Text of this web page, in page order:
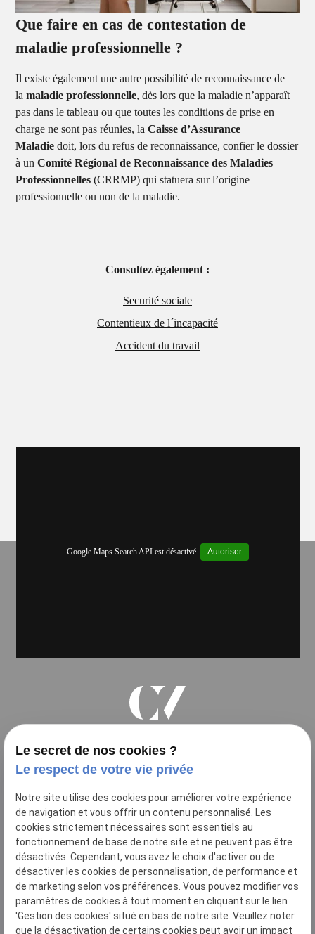
Que faire en cas de contestation de
maladie professionnelle ?
Il existe également une autre possibilité de reconnaissance de
lamaladie professionnelle, dès lors que la maladie n’apparaît
pas dans le tableau ou que toutes les conditions de prise en
charge ne sont pas réunies, laCaisse d’Assurance
Maladie doit, lors du refus de reconnaissance, confier le dossier
à unComité Régional de Reconnaissance des Maladies
Professionnelles (CRRMP) qui statuera sur l’origine
professionnelle ou non de la maladie.
Consultez également :
Securité sociale
Contentieux de l´incapacité
Accident du travail
Google Maps Search API est désactivé. Autoriser
Avocat à la Cour
place
10 Allée Paul Sabatier
31000TOULOUSE
phone 05 61 23 20 91
Le secret de nos cookies ?
Le respect de votre vie privée
Notre site utilise des cookies pour améliorer votre expérience
de navigation et vous offrir un contenu personnalisé. Les
cookies strictement nécessaires sont essentiels au
fonctionnement de base de notre site et ne peuvent pas être
désactivés. Cependant, vous avez le choix d'activer ou de
désactiver les cookies de personnalisation, de performance et
de marketing selon vos préférences. Vous pouvez modifier vos
paramètres de cookies à tout moment en cliquant sur le lien
'Gestion des cookies' situé en bas de notre site. Veuillez noter
que la désactivation de certains cookies peut avoir un impact